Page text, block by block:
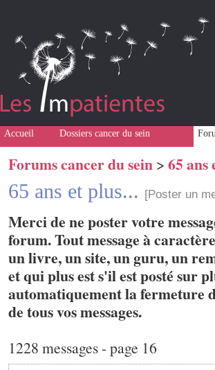
Accueil Dossiers cancer du sein
Forums cancer du sein > 65 ans
65 ans et plus... [Poster un
Merci de ne poster votre
forum. Tout message à
un livre, un site, un guru, un
et qui plus est s'il est posté sur
automatiquement la fermeture
de tous vos messages.
1228 messages - page 16